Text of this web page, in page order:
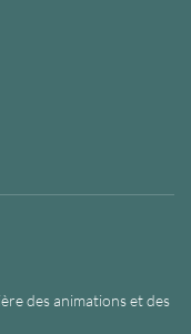
des animations et des